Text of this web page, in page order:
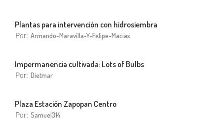
Plantas para intervención con hidrosiembra
Por: Armando-Maravilla-Y-Felipe-Macias
Impermanencia cultivada: Lots of Bulbs
Por: Dietmar
Plaza Estación Zapopan Centro
Por: Samuel314